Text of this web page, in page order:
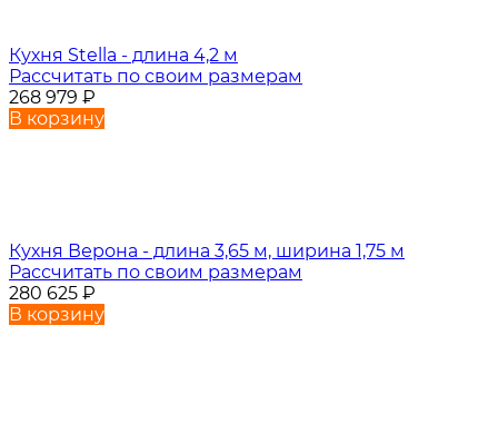
Кухня Stella - длина 4,2 м
Рассчитать по своим размерам
268 979 ₽
В корзину
Кухня Верона - длина 3,65 м, ширина 1,75 м
Рассчитать по своим размерам
280 625 ₽
В корзину